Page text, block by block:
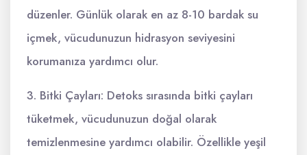
düzenler. Günlük olarak en az 8-10 bardak su
içmek, vücudunuzun hidrasyon seviyesini
korumanıza yardımcı olur.
3. Bitki Çayları: Detoks sırasında bitki çayları
tüketmek, vücudunuzun doğal olarak
temizlenmesine yardımcı olabilir. Özellikle yeşil